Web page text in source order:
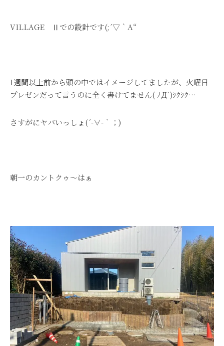
VILLAGE Ⅱでの設計です(;´▽｀A“
1週間以上前から頭の中ではイメージしてましたが、火曜日
プレゼンだって言うのに全く書けてません( ﾉД`)ｼｸｼｸ…
さすがにヤバいっしょ(´-∀-｀；)
朝一のカントクゥ～はぁ